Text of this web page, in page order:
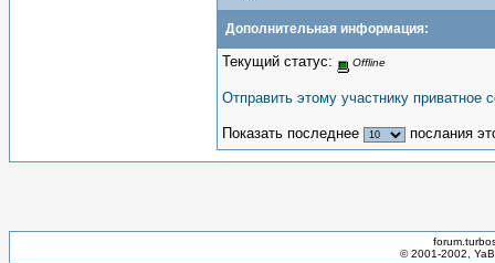
Дополнительная информация:
Текущий статус: Offline
Отправить этому участнику приватное
Показать последнее послания
© 2001-2002,